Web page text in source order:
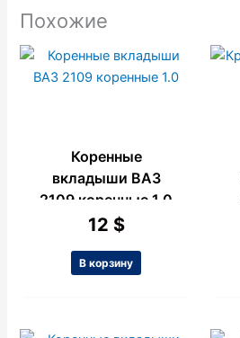
Похожие
Коренные
вкладыши ВАЗ
2109 коренные 1.0
12 $
В корзину